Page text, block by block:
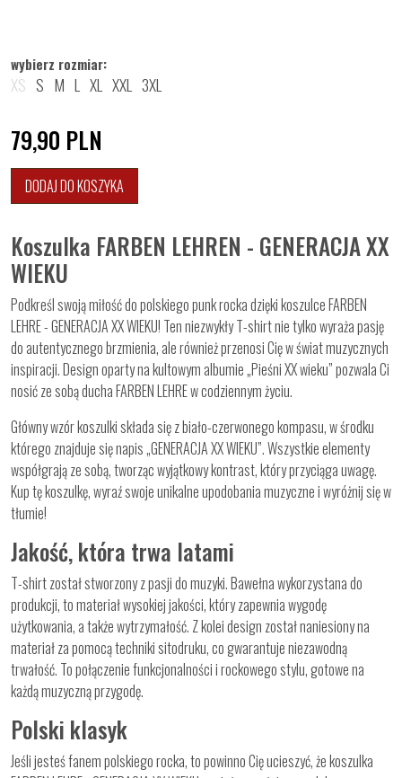
wybierz rozmiar:
XS S M L XL XXL 3XL
79,90 PLN
DODAJ DO KOSZYKA
Koszulka FARBEN LEHREN - GENERACJA XX
WIEKU
Podkreśl swoją miłość do polskiego punk rocka dzięki koszulce FARBEN
LEHRE - GENERACJA XX WIEKU! Ten niezwykły T-shirt nie tylko wyraża pasję
do autentycznego brzmienia, ale również przenosi Cię w świat muzycznych
inspiracji. Design oparty na kultowym albumie „Pieśni XX wieku” pozwala Ci
nosić ze sobą ducha FARBEN LEHRE w codziennym życiu.
Główny wzór koszulki składa się z biało-czerwonego kompasu, w środku
którego znajduje się napis „GENERACJA XX WIEKU”. Wszystkie elementy
współgrają ze sobą, tworząc wyjątkowy kontrast, który przyciąga uwagę.
Kup tę koszulkę, wyraź swoje unikalne upodobania muzyczne i wyróżnij się w
tłumie!
Jakość, która trwa latami
T-shirt został stworzony z pasji do muzyki. Bawełna wykorzystana do
produkcji, to materiał wysokiej jakości, który zapewnia wygodę
użytkowania, a także wytrzymałość. Z kolei design został naniesiony na
materiał za pomocą techniki sitodruku, co gwarantuje niezawodną
trwałość. To połączenie funkcjonalności i rockowego stylu, gotowe na
każdą muzyczną przygodę.
Polski klasyk
Jeśli jesteś fanem polskiego rocka, to powinno Cię ucieszyć, że koszulka